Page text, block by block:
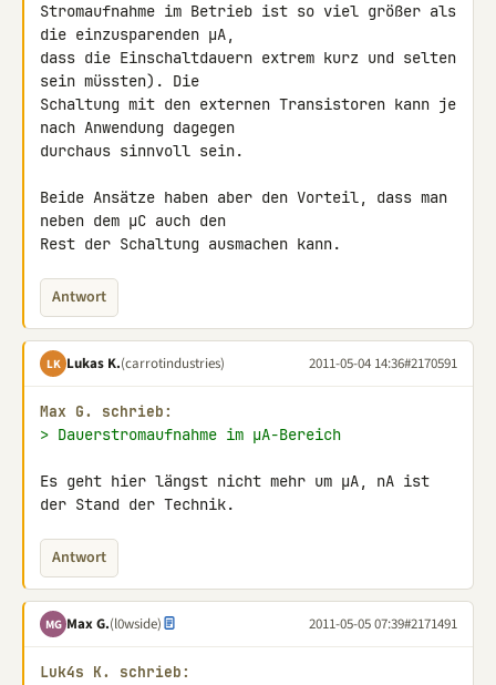
Stromaufnahme im Betrieb ist so viel größer als
die einzusparenden µA,
dass die Einschaltdauern extrem kurz und selten
sein müssten). Die
Schaltung mit den externen Transistoren kann je
nach Anwendung dagegen
durchaus sinnvoll sein.
Beide Ansätze haben aber den Vorteil, dass man
neben dem µC auch den
Rest der Schaltung ausmachen kann.
Antwort
LK Lukas K.(carrotindustries) 2011-05-04 14:36#2170591
Max G. schrieb:
> Dauerstromaufnahme im µA-Bereich
Es geht hier längst nicht mehr um µA, nA ist
der Stand der Technik.
Antwort
MG Max G.(l0wside) 2011-05-05 07:39#2171491
Luk4s K. schrieb: